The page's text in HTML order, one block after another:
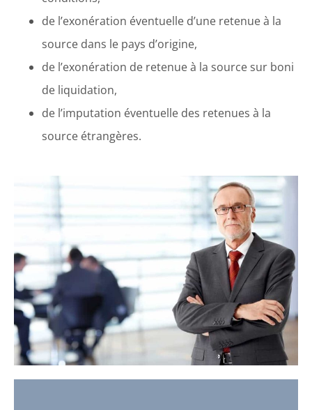
de l’exonération éventuelle d’une retenue à la
source dans le pays d’origine,
de l’exonération de retenue à la source sur boni
de liquidation,
de l’imputation éventuelle des retenues à la
source étrangères.